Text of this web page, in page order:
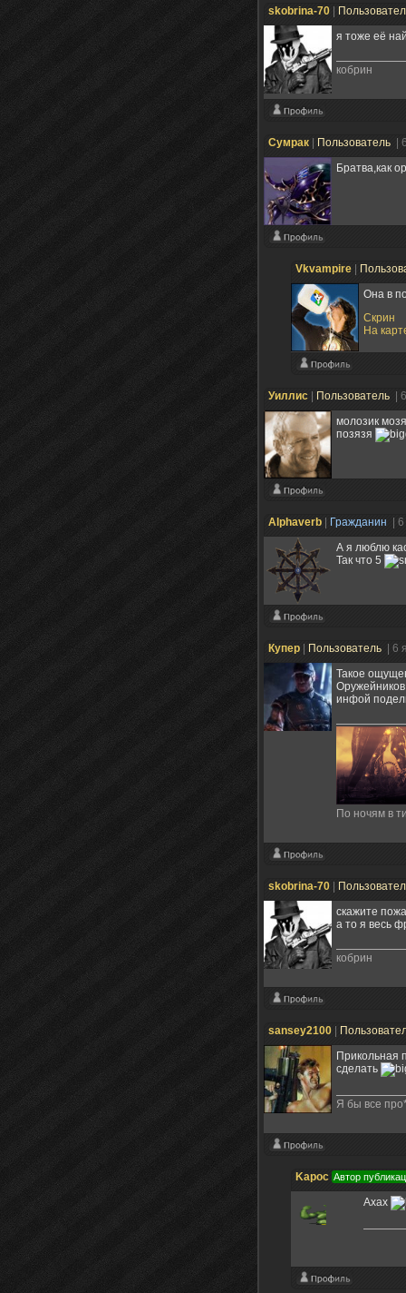
skobrina-70
я тоже её
кобрин
Сумрак Пользователь
|
Братва,как
Vkvampire
Она в
Скрин
На
Уиллис Пользователь
|
молозик
позязя
Alphaverb Гражданин
|
А я люблю
Так что 5
Купер Пользователь
| 6
Такое
инфой
По ночям в
skobrina-70
скажите
а то я весь
кобрин
sansey2100
Прикольная
сделать
Я бы все
Kapoc Автор
Ахах